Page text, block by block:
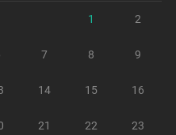
1 2
7 8 9
14 15 16
21 22 23